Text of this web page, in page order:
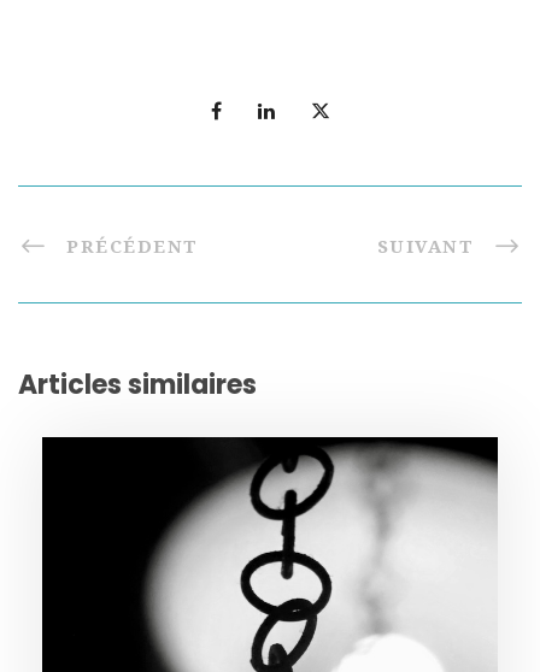
PRÉCÉDENT SUIVANT
Articles similaires